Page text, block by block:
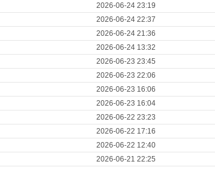
2026-06-24 23:19
2026-06-24 22:37
2026-06-24 21:36
2026-06-24 13:32
2026-06-23 23:45
2026-06-23 22:06
2026-06-23 16:06
2026-06-23 16:04
2026-06-22 23:23
2026-06-22 17:16
2026-06-22 12:40
2026-06-21 22:25